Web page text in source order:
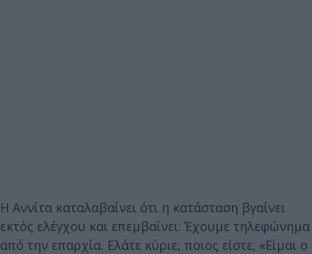
Η Αννίτα καταλαβαίνει ότι η κατάσταση βγαίνει
εκτός ελέγχου και επεμβαίνει: Έχουμε τηλεφώνημα
από την επαρχία. Ελάτε κύριε, ποιος είστε; «Είμαι ο